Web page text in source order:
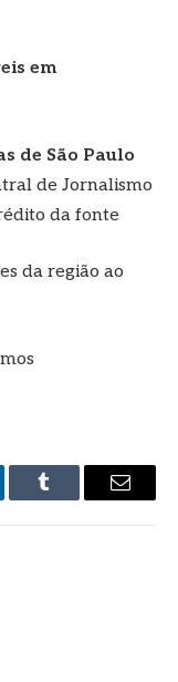
em
de São Paulo
de Jornalismo
da fonte
da região ao
Tumblr
E-